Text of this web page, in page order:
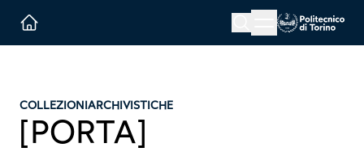
Menu button
COLLEZIONIARCHIVISTICHE
[PORTA]